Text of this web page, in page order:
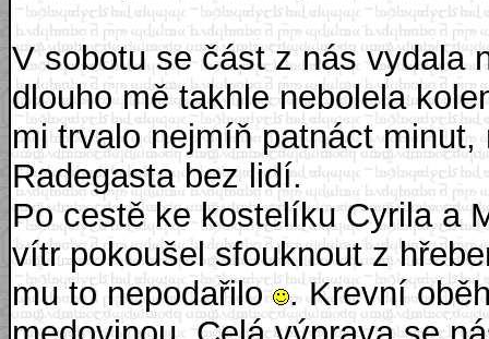
V sobotu se část z nás vydala
dlouho mě takhle nebolela
mi trvalo nejmíň patnáct
Radegasta bez lidí.
Po cestě ke kostelíku Cyrila a
vítr pokoušel sfouknout z
mu to nepodařilo . Krevní